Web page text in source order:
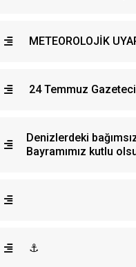
METEOROLOJİK
24 Temmuz
Denizlerdeki
Bayramımız kutlu
⚓